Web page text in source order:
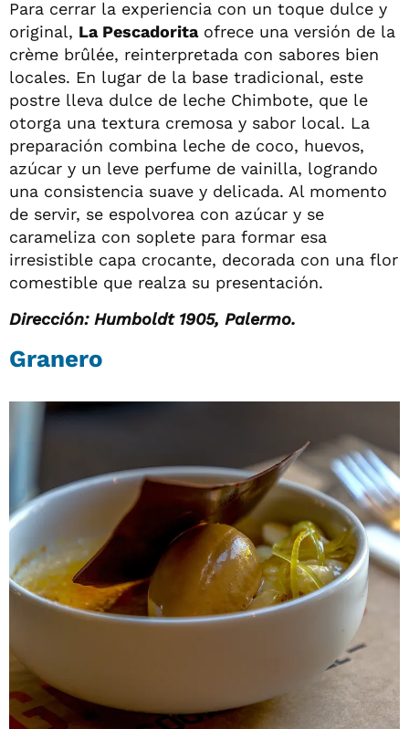
Para cerrar la experiencia con un toque dulce y
original, La Pescadoritaofrece una versión de la
crème brûlée, reinterpretada con sabores bien
locales. En lugar de la base tradicional, este
postre lleva dulce de leche Chimbote, que le
otorga una textura cremosa y sabor local. La
preparación combina leche de coco, huevos,
azúcar y un leve perfume de vainilla, logrando
una consistencia suave y delicada. Al momento
de servir, se espolvorea con azúcar y se
carameliza con soplete para formar esa
irresistible capa crocante, decorada con una flor
comestible que realza su presentación.
Dirección: Humboldt 1905, Palermo.
Granero